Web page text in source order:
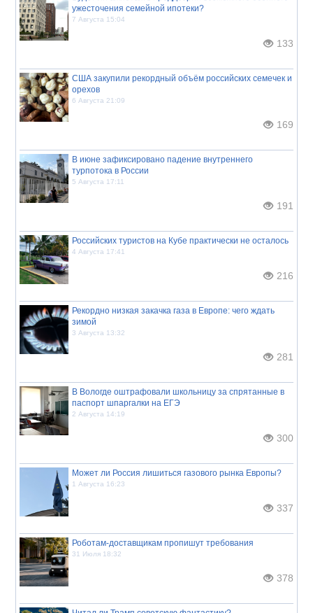
ужесточения семейной ипотеки?
7 Августа 15:04
133
США закупили рекордный объём российских семечек и
орехов
6 Августа 21:09
169
В июне зафиксировано падение внутреннего
турпотока в России
5 Августа 17:11
191
Российских туристов на Кубе практически не осталось
4 Августа 17:41
216
Рекордно низкая закачка газа в Европе: чего ждать
зимой
3 Августа 13:32
281
В Вологде оштрафовали школьницу за спрятанные в
паспорт шпаргалки на ЕГЭ
2 Августа 14:19
300
Может ли Россия лишиться газового рынка Европы?
1 Августа 16:23
337
Роботам-доставщикам пропишут требования
31 Июля 18:32
378